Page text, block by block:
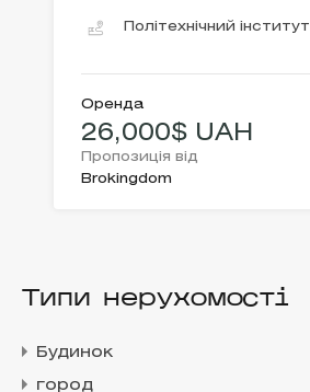
Політехнічний інститут
Оренда
26,000$ UAH
Пропозиція від
Brokingdom
Типи нерухомості
Будинок
город